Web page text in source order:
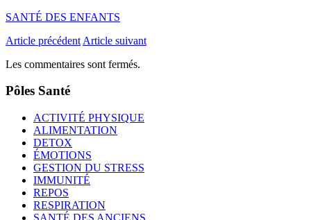
SANTÉ DES ENFANTS
Article précédent Article suivant
Les commentaires sont fermés.
Pôles Santé
ACTIVITÉ PHYSIQUE
ALIMENTATION
DETOX
ÉMOTIONS
GESTION DU STRESS
IMMUNITÉ
REPOS
RESPIRATION
SANTÉ DES ANCIENS